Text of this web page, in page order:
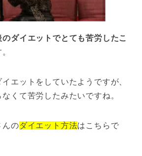
のダイエットでとても苦労したこ
エットをしていたようですが、
くて苦労したみたいですね。
んのダイエット方法はこちらで